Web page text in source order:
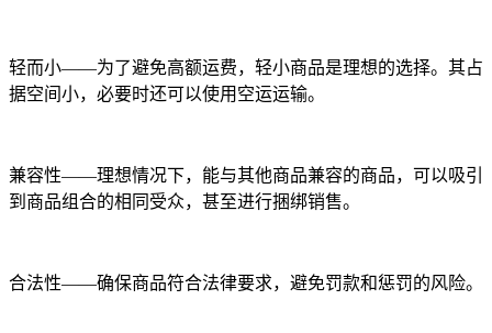
轻而小——为了避免高额运费，轻小商品是理想的选择。其占
据空间小，必要时还可以使用空运运输。
兼容性——理想情况下，能与其他商品兼容的商品，可以吸引
到商品组合的相同受众，甚至进行捆绑销售。
合法性——确保商品符合法律要求，避免罚款和惩罚的风险。